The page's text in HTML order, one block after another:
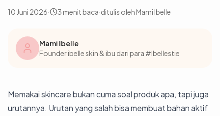
10 Juni 2026· 3menit baca·ditulis oleh Mami Ibelle
Mami Ibelle
Founder ibelle skin & ibu dari para #Ibellestie
Memakai skincare bukan cuma soal produk apa, tapi juga
urutannya. Urutan yang salah bisa membuat bahan aktif